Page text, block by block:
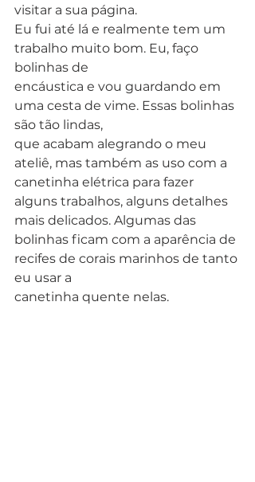
visitar a sua página.
Eu fui até lá e realmente tem um
trabalho muito bom. Eu, faço
bolinhas de
encáustica e vou guardando em
uma cesta de vime. Essas bolinhas
são tão lindas,
que acabam alegrando o meu
ateliê, mas também as uso com a
canetinha elétrica para fazer
alguns trabalhos, alguns detalhes
mais delicados. Algumas das
bolinhas ficam com a aparência de
recifes de corais marinhos de tanto
eu usar a
canetinha quente nelas.